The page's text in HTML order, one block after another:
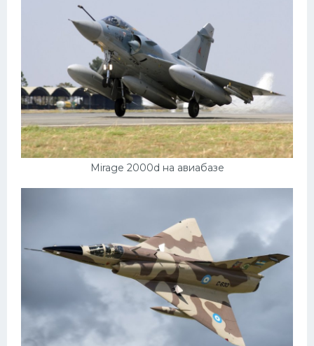
Mirage 2000d на авиабазе